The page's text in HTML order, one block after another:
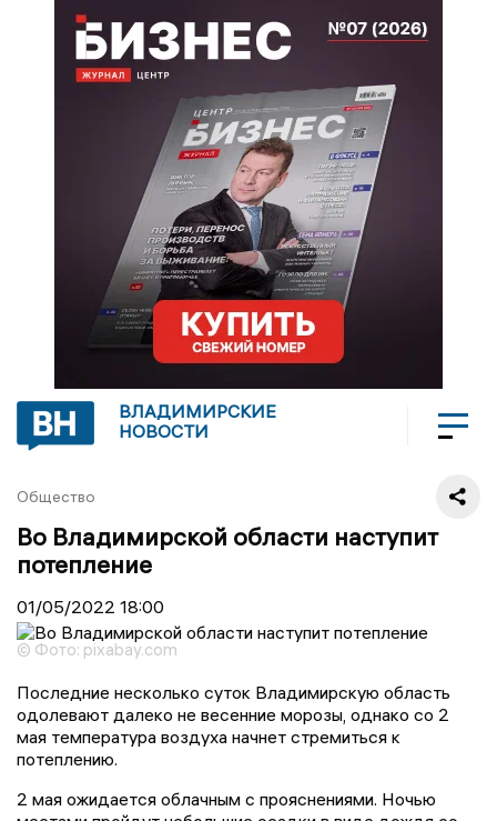
ВЛАДИМИРСКИЕ
НОВОСТИ
Общество
Во Владимирской области наступит
потепление
01/05/2022 18:00
© Фото: pixabay.com
Последние несколько суток Владимирскую область
одолевают далеко не весенние морозы, однако со 2
мая температура воздуха начнет стремиться к
потеплению.
2 мая ожидается облачным с прояснениями. Ночью